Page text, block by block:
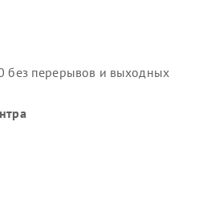
без перерывов и выходных